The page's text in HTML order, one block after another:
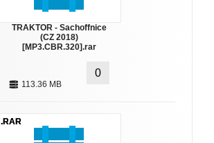
TRAKTOR - Sachoffnice
(CZ 2018)
[MP3.CBR.320].rar
113.36 MB
0
.RAR